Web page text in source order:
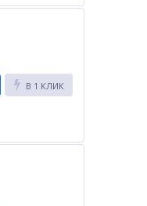
В 1 КЛИК